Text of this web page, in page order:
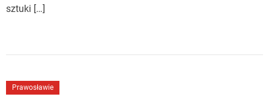
sztuki […]
Prawosławie